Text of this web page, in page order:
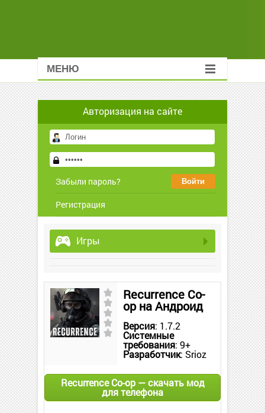
МЕНЮ
Авторизация на сайте
Забыли пароль?
Регистрация
Игры
Recurrence Co-
op на Андроид
Версия: 1.7.2
Системные
требования: 9+
Разработчик: Srioz
Recurrence Co-op — скачать мод
для телефона